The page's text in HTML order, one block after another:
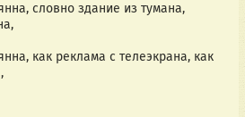
словно здание из тумана,
как реклама с телеэкрана, как